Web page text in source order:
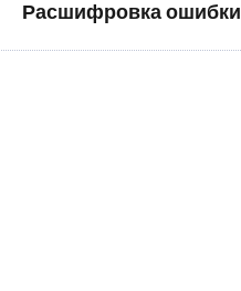
Расшифровка ошибки